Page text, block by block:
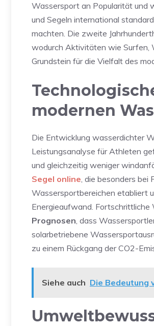
Wassersport an Popularität und
und Segeln international
machten. Die zweite
wodurch Aktivitäten wie Surfen,
Grundstein für die Vielfalt des
modernen
Die Entwicklung wasserdichter
Leistungsanalyse für Athleten
und gleichzeitig weniger
Segel online, die besonders bei
Wassersportbereichen etabliert
Energieaufwand.
Prognosen, dass
solarbetriebene
zu einem Rückgang der CO2-
Siehe auch Die